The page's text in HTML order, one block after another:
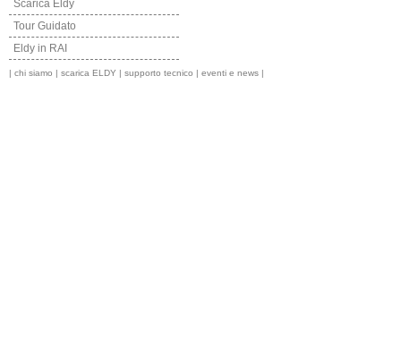
Scarica Eldy
Tour Guidato
Eldy in RAI
| chi siamo | scarica ELDY | supporto tecnico | eventi e news |